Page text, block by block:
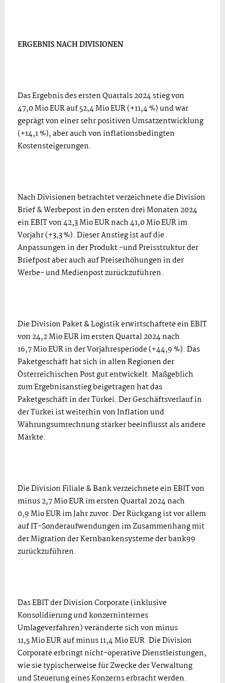
ERGEBNIS NACH DIVISIONEN
Das Ergebnis des ersten Quartals 2024 stieg von
47,0 Mio EUR auf 52,4 Mio EUR (+11,4 %) und war
geprägt von einer sehr positiven Umsatzentwicklung
(+14,1 %), aber auch von inflationsbedingten
Kostensteigerungen.
Nach Divisionen betrachtet verzeichnete die Division
Brief & Werbepost in den ersten drei Monaten 2024
ein EBIT von 42,3 Mio EUR nach 41,0 Mio EUR im
Vorjahr (+3,3 %). Dieser Anstieg ist auf die
Anpassungen in der Produkt -und Preisstruktur der
Briefpost aber auch auf Preiserhöhungen in der
Werbe- und Medienpost zurückzuführen.
Die Division Paket & Logistik erwirtschaftete ein EBIT
von 24,2 Mio EUR im ersten Quartal 2024 nach
16,7 Mio EUR in der Vorjahresperiode (+44,9 %). Das
Paketgeschäft hat sich in allen Regionen der
Österreichischen Post gut entwickelt. Maßgeblich
zum Ergebnisanstieg beigetragen hat das
Paketgeschäft in der Türkei. Der Geschäftsverlauf in
der Türkei ist weiterhin von Inflation und
Währungsumrechnung stärker beeinflusst als andere
Märkte.
Die Division Filiale & Bank verzeichnete ein EBIT von
minus 2,7 Mio EUR im ersten Quartal 2024 nach
0,9 Mio EUR im Jahr zuvor. Der Rückgang ist vor allem
auf IT-Sonderaufwendungen im Zusammenhang mit
der Migration der Kernbankensysteme der bank99
zurückzuführen.
Das EBIT der Division Corporate (inklusive
Konsolidierung und konzerninternes
Umlageverfahren) veränderte sich von minus
11,5 Mio EUR auf minus 11,4 Mio EUR. Die Division
Corporate erbringt nicht-operative Dienstleistungen,
wie sie typischerweise für Zwecke der Verwaltung
und Steuerung eines Konzerns erbracht werden.